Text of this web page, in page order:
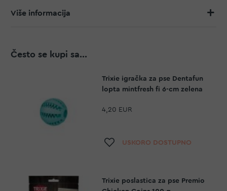
Više informacija
Često se kupi sa...
Trixie igračka za pse Dentafun
lopta mintfresh fi 6-cm zelena
4,20 EUR
Dodaj na listu želja
USKORO DOSTUPNO
Trixie poslastica za pse Premio